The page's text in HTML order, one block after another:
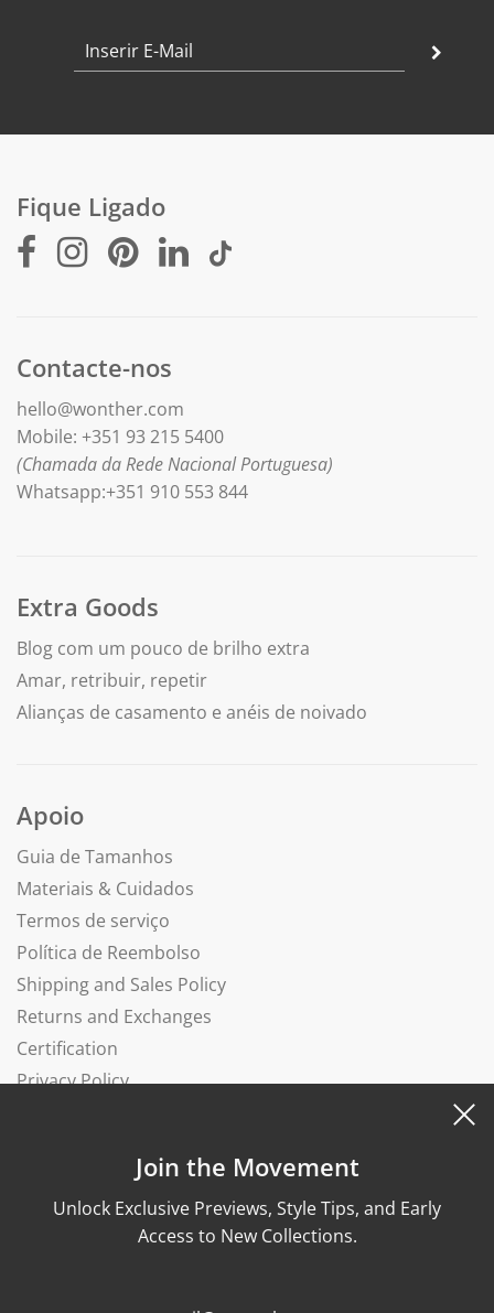
Fique Ligado
Contacte-nos
hello@wonther.com
Mobile: +351 93 215 5400
(Chamada da Rede Nacional Portuguesa)
Whatsapp:+351 910 553 844
Extra Goods
Blog com um pouco de brilho extra
Amar, retribuir, repetir
Alianças de casamento e anéis de noivado
Apoio
Guia de Tamanhos
Materiais & Cuidados
Termos de serviço
Política de Reembolso
Shipping and Sales Policy
Returns and Exchanges
Certification
Privacy Policy
Join the Movement
Unlock Exclusive Previews, Style Tips, and Early
Access to New Collections.